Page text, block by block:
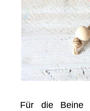
Für die Beine